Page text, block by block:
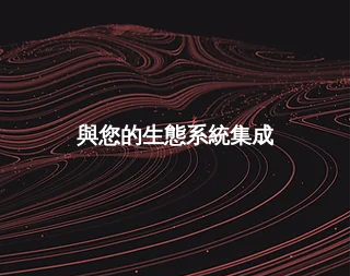
與您的生態系統集成